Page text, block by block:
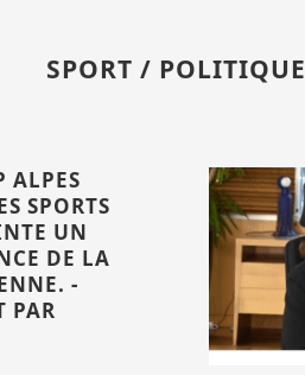
SPORT / POLITIQUE
ALPES
SPORTS
UN
DE LA
-
PAR